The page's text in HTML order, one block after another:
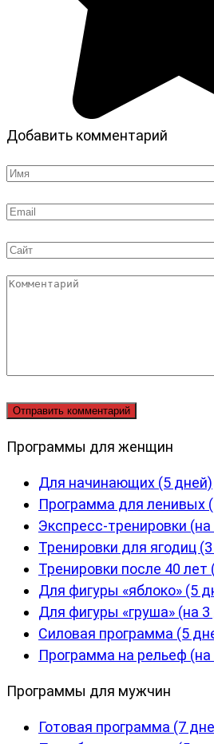
Добавить комментарий
Имя
Email
Сайт
Комментарий
Программы для женщин
Для начинающих (5 дней)
Программа для ленивых
Экспресс-тренировки
Тренировки для ягодиц
Тренировки после 40 лет
Для фигуры «яблоко» (5
Для фигуры «груша» (на 3
Силовая программа (5
Программа на рельеф (на
Программы для мужчин
Готовая программа (7